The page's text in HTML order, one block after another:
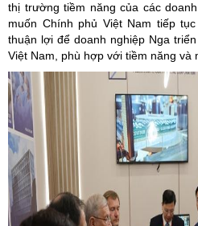
thị trường tiềm năng của các
muốn Chính phủ Việt Nam tiếp
thuận lợi để doanh nghiệp Nga
Việt Nam, phù hợp với tiềm năng và